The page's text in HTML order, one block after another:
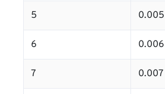
5 0.005
6 0.006
7 0.007